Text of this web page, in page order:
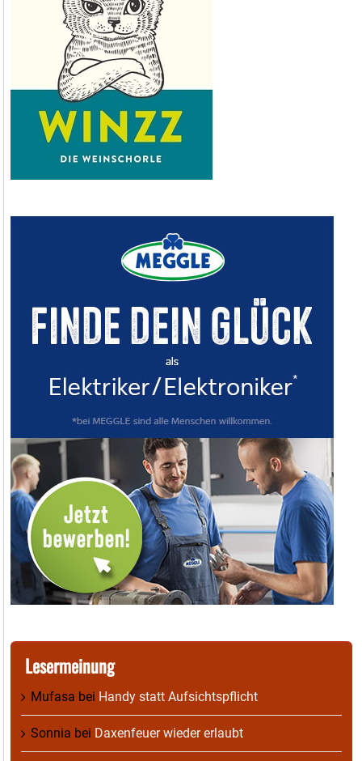
Lesermeinung
Mufasa bei Handy statt Aufsichtspflicht
Sonnia bei Daxenfeuer wieder erlaubt